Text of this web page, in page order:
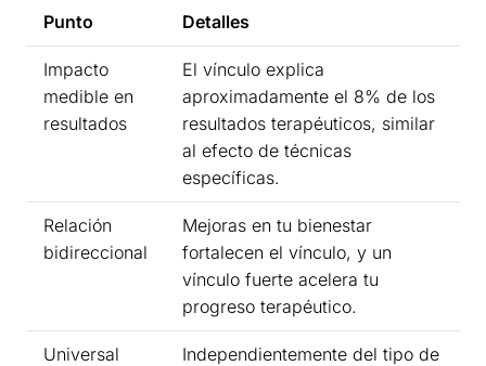
Punto Detalles
Impacto
medible en
resultados
El vínculo explica
aproximadamente el 8% de los
resultados terapéuticos, similar
al efecto de técnicas
específicas.
Relación
bidireccional
Mejoras en tu bienestar
fortalecen el vínculo, y un
vínculo fuerte acelera tu
progreso terapéutico.
Universal
Independientemente del tipo de